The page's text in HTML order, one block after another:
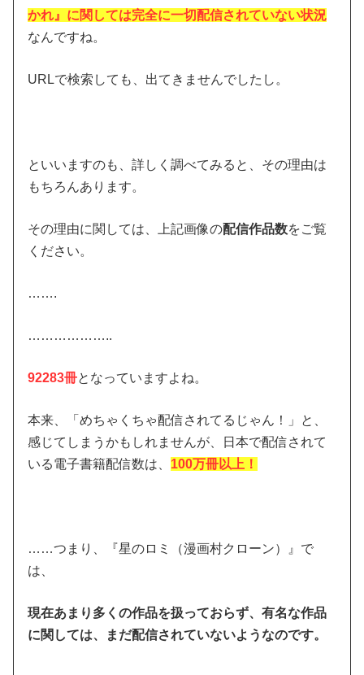
かれ』に関しては完全に一切配信されていない状況
なんですね。
URLで検索しても、出てきませんでしたし。
といいますのも、詳しく調べてみると、その理由は
もちろんあります。
その理由に関しては、上記画像の配信作品数をご覧
ください。
…….
………………..
92283冊となっていますよね。
本来、「めちゃくちゃ配信されてるじゃん！」と、
感じてしまうかもしれませんが、日本で配信されて
いる電子書籍配信数は、 100万冊以上！
……つまり、『星のロミ（漫画村クローン）』で
は、
現在あまり多くの作品を扱っておらず、有名な作品
に関しては、まだ配信されていないようなのです。